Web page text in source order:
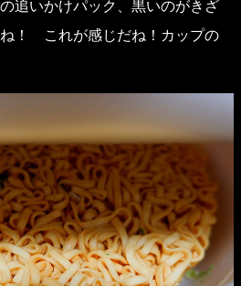
追いかけパック、黒いのがきざ
！ これが感じだね！カップの